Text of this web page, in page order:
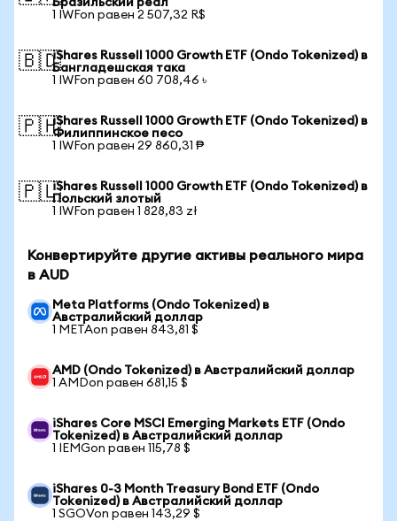
Бразильский реал
1 IWFon равен 2 507,32 R$
🇧🇩iShares Russell 1000 Growth ETF (Ondo Tokenized) в
Бангладешская така
1 IWFon равен 60 708,46 ৳
🇵🇭iShares Russell 1000 Growth ETF (Ondo Tokenized) в
Филиппинское песо
1 IWFon равен 29 860,31 ₱
🇵🇱iShares Russell 1000 Growth ETF (Ondo Tokenized) в
Польский злотый
1 IWFon равен 1 828,83 zł
Конвертируйте другие активы реального мира
в AUD
Meta Platforms (Ondo Tokenized) в
Австралийский доллар
1 METAon равен 843,81 $
AMD (Ondo Tokenized) в Австралийский доллар
1 AMDon равен 681,15 $
iShares Core MSCI Emerging Markets ETF (Ondo
Tokenized) в Австралийский доллар
1 IEMGon равен 115,78 $
iShares 0-3 Month Treasury Bond ETF (Ondo
Tokenized) в Австралийский доллар
1 SGOVon равен 143,29 $